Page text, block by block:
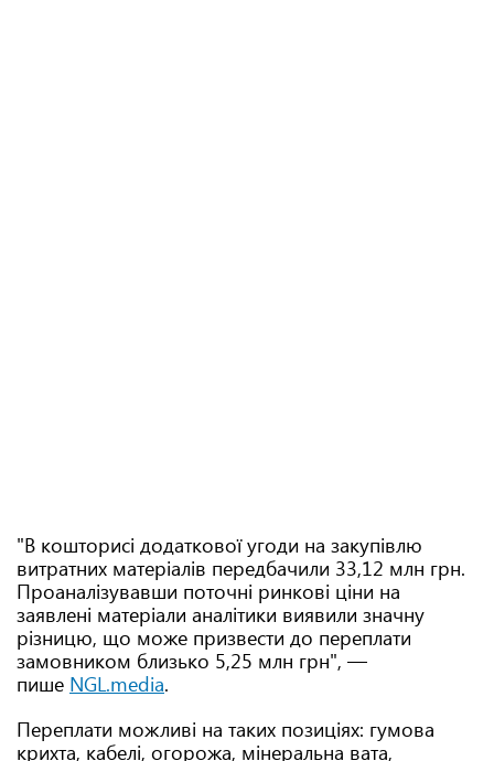
"В кошторисі додаткової угоди на закупівлю
витратних матеріалів передбачили 33,12 млн грн.
Проаналізувавши поточні ринкові ціни на
заявлені матеріали аналітики виявили значну
різницю, що може призвести до переплати
замовником близько 5,25 млн грн", —
пише NGL.media.
Переплати можливі на таких позиціях: гумова
крихта, кабелі, огорожа, мінеральна вата,